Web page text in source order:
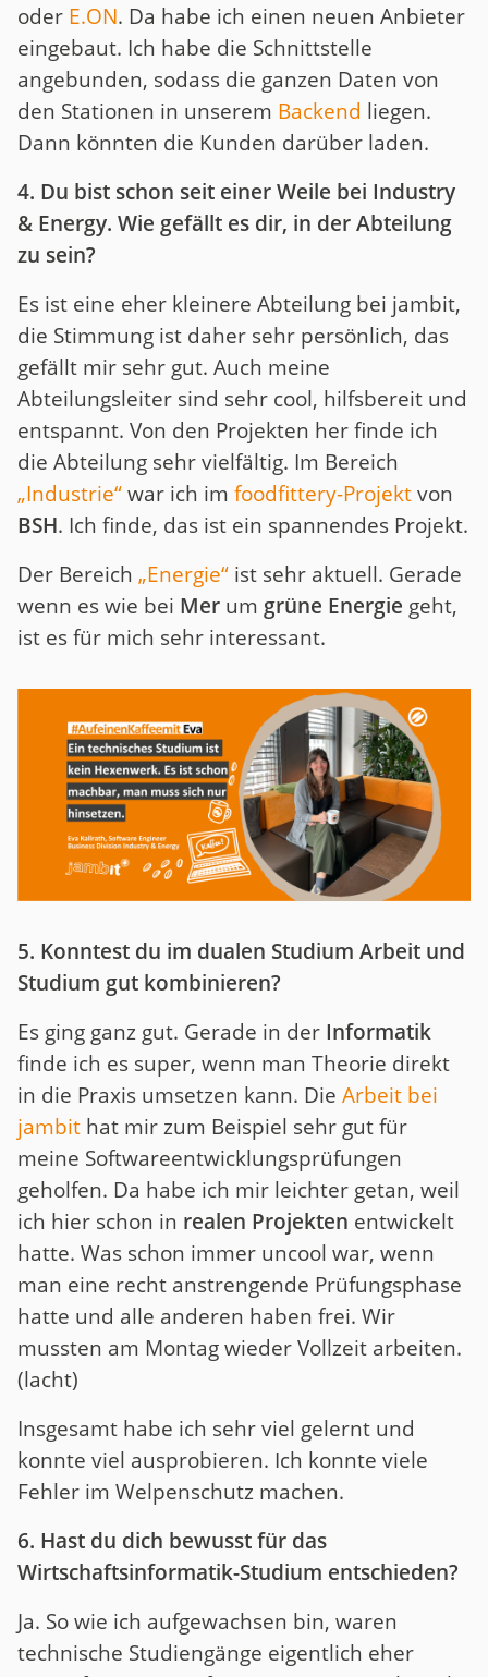
oder E.ON. Da habe ich einen neuen Anbieter
eingebaut. Ich habe die Schnittstelle
angebunden, sodass die ganzen Daten von
den Stationen in unserem Backend liegen.
Dann könnten die Kunden darüber laden.
4. Du bist schon seit einer Weile bei Industry
& Energy. Wie gefällt es dir, in der Abteilung
zu sein?
Es ist eine eher kleinere Abteilung bei jambit,
die Stimmung ist daher sehr persönlich, das
gefällt mir sehr gut. Auch meine
Abteilungsleiter sind sehr cool, hilfsbereit und
entspannt. Von den Projekten her finde ich
die Abteilung sehr vielfältig. Im Bereich
„Industrie“war ich im foodfittery-Projektvon
BSH. Ich finde, das ist ein spannendes Projekt.
Der Bereich „Energie“ ist sehr aktuell. Gerade
wenn es wie bei Mer um grüne Energie geht,
ist es für mich sehr interessant.
5. Konntest du im dualen Studium Arbeit und
Studium gut kombinieren?
Es ging ganz gut. Gerade in der Informatik
finde ich es super, wenn man Theorie direkt
in die Praxis umsetzen kann. Die Arbeit bei
jambit hat mir zum Beispiel sehr gut für
meine Softwareentwicklungsprüfungen
geholfen. Da habe ich mir leichter getan, weil
ich hier schon in realen Projekten entwickelt
hatte. Was schon immer uncool war, wenn
man eine recht anstrengende Prüfungsphase
hatte und alle anderen haben frei. Wir
mussten am Montag wieder Vollzeit arbeiten.
(lacht)
Insgesamt habe ich sehr viel gelernt und
konnte viel ausprobieren. Ich konnte viele
Fehler im Welpenschutz machen.
6. Hast du dich bewusst für das
Wirtschaftsinformatik-Studium entschieden?
Ja. So wie ich aufgewachsen bin, waren
technische Studiengänge eigentlich eher